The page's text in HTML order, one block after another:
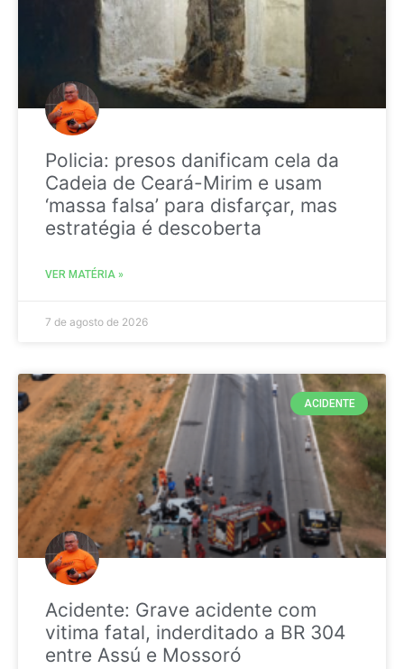
Policia: presos danificam cela da
Cadeia de Ceará-Mirim e usam
‘massa falsa’ para disfarçar, mas
estratégia é descoberta
VER MATÉRIA »
7 de agosto de 2026
ACIDENTE
Acidente: Grave acidente com
vitima fatal, inderditado a BR 304
entre Assú e Mossoró